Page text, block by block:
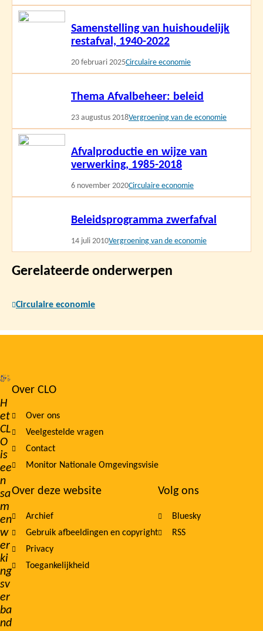
Samenstelling van huishoudelijk
restafval, 1940-2022
20 februari 2025Circulaire economie
Lees
Thema Afvalbeheer: beleid
23 augustus 2018Vergroening van de economie
Afvalproductie en wijze van
verwerking, 1985-2018
6 november 2020Circulaire economie
Lees
Beleidsprogramma zwerfafval
14 juli 2010Vergroening van de economie
Gerelateerde onderwerpen
Circulaire economie
H
et
CL
O
is
ee
n
sa
m
en
w
er
ki
ng
sv
er
ba
nd
Footer
navigation
Over CLO
Over ons
Veelgestelde vragen
Contact
Monitor Nationale Omgevingsvisie
Over deze website
Archief
Gebruik afbeeldingen en copyright
Privacy
Toegankelijkheid
Volg ons
Bluesky
RSS